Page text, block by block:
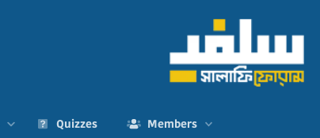
Quizzes Members